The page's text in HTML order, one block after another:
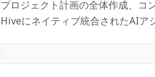
プロジェクト計画の全体作成、コ
Hiveにネイティブ統合されたAIア